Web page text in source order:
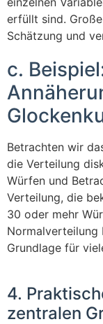
erfüllt sind.
Schätzung und
c.
Betrachten wir
die Verteilung
Würfen und
Verteilung, die
30 oder mehr
Normalverteilung
Grundlage für
4.
zentralen